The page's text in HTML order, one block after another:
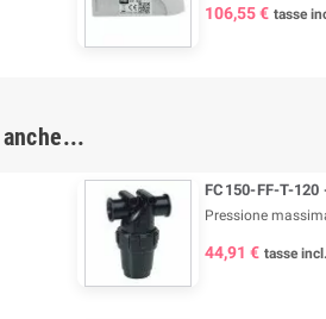
106,55 € tasse
FC150-FF-T-
Pressione
44,91 € tasse incl.